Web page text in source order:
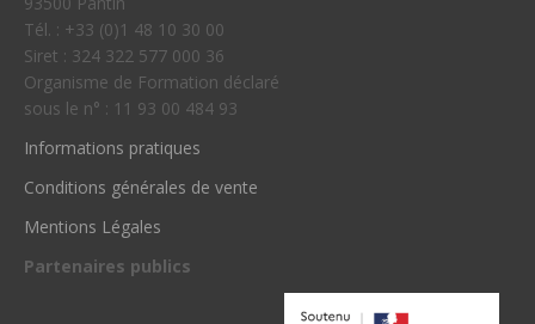
Tél. : +33 (0)1 48 10 30 00
Siret : 324 322 577 000 36
Organisme de Formation déclaré
sous le n° : 11 93 00 484 93
Informations pratiques
Conditions générales de vente
Mentions Légales
Partenaires publics